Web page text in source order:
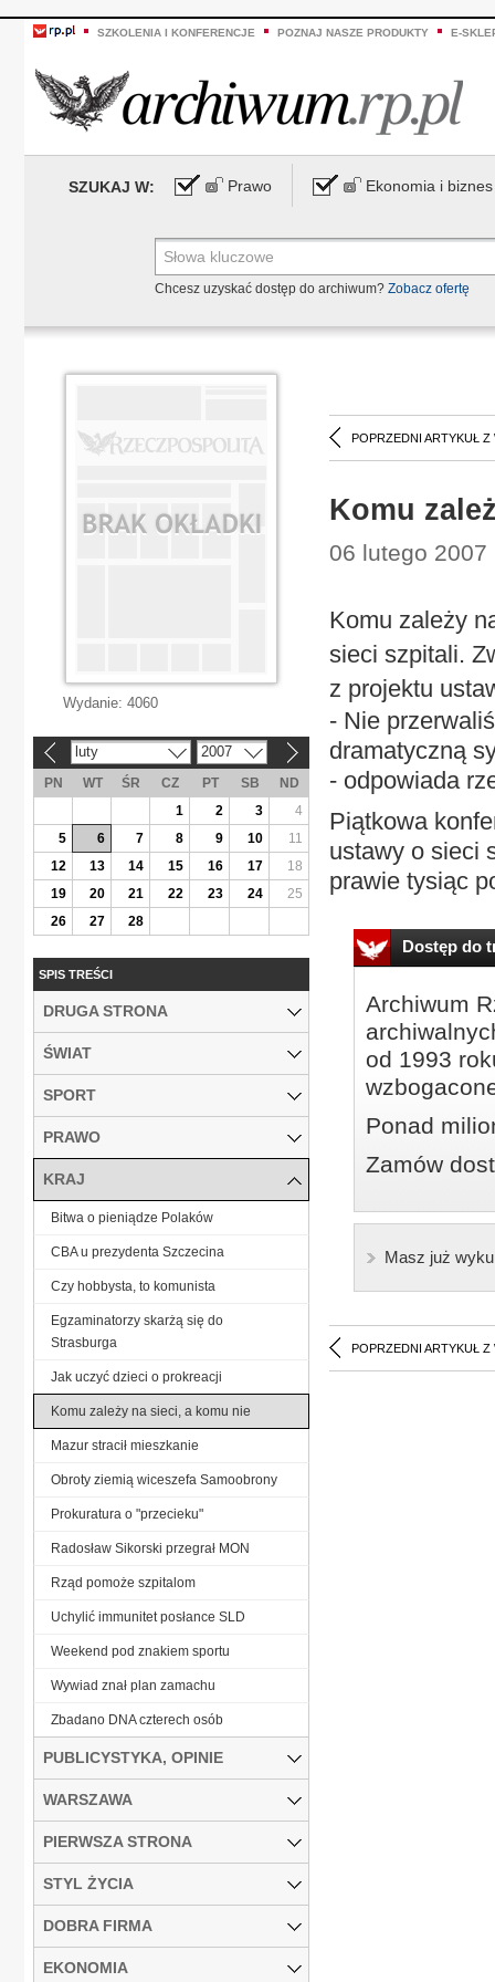
SZKOLENIA I KONFERENCJE POZNAJ NASZE PRODUKTY E-
SZUKAJ W: Prawo Ekonomia i biznes
Chcesz uzyskać dostęp do archiwum? Zobacz ofertę
POPRZEDNI ARTYKUŁ Z
Komu
06 lutego 2007
Komu zależy
sieci szpitali.
z projektu
- Nie
dramatyczną
- odpowiada
Piątkowa
ustawy o sieci
prawie tysiąc
Dostęp do
Archiwum
od 1993
Ponad
Zamów
Masz już
POPRZEDNI ARTYKUŁ Z
Wydanie: 4060
luty 2007
PN WT ŚR CZ PT SB
ND
1
2 3
4
5
6 7 8 9 10
11
12
13 14 15 16 17
18
19
20 21 22 23 24
25
26
27 28
SPIS TREŚCI
DRUGA STRONA
ŚWIAT
SPORT
PRAWO
KRAJ
Bitwa o pieniądze Polaków
CBA u prezydenta Szczecina
Czy hobbysta, to komunista
Egzaminatorzy skarżą się do
Strasburga
Jak uczyć dzieci o prokreacji
Komu zależy na sieci, a komu nie
Mazur stracił mieszkanie
Obroty ziemią wiceszefa Samoobrony
Prokuratura o "przecieku"
Radosław Sikorski przegrał MON
Rząd pomoże szpitalom
Uchylić immunitet posłance SLD
Weekend pod znakiem sportu
Wywiad znał plan zamachu
Zbadano DNA czterech osób
PUBLICYSTYKA, OPINIE
WARSZAWA
PIERWSZA STRONA
STYL ŻYCIA
DOBRA FIRMA
EKONOMIA